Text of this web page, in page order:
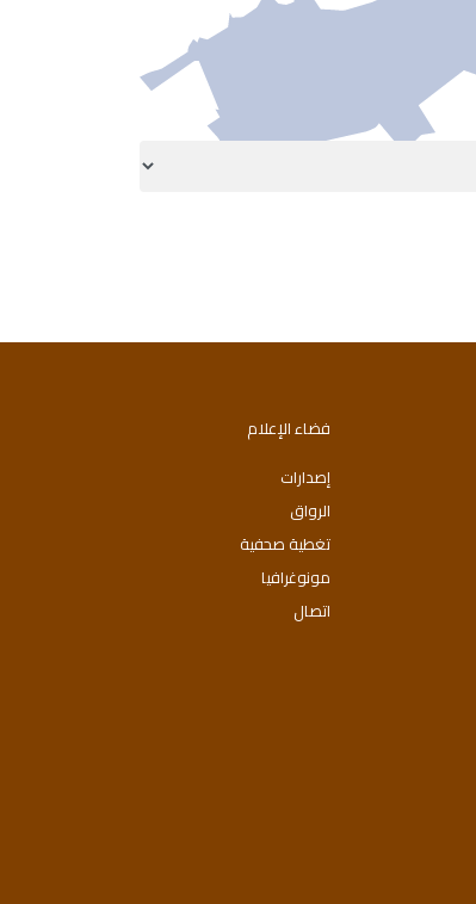
فضاء الإعلام
إصدارات
الرواق
تغطية صحفية
مونوغرافيا
اتصال